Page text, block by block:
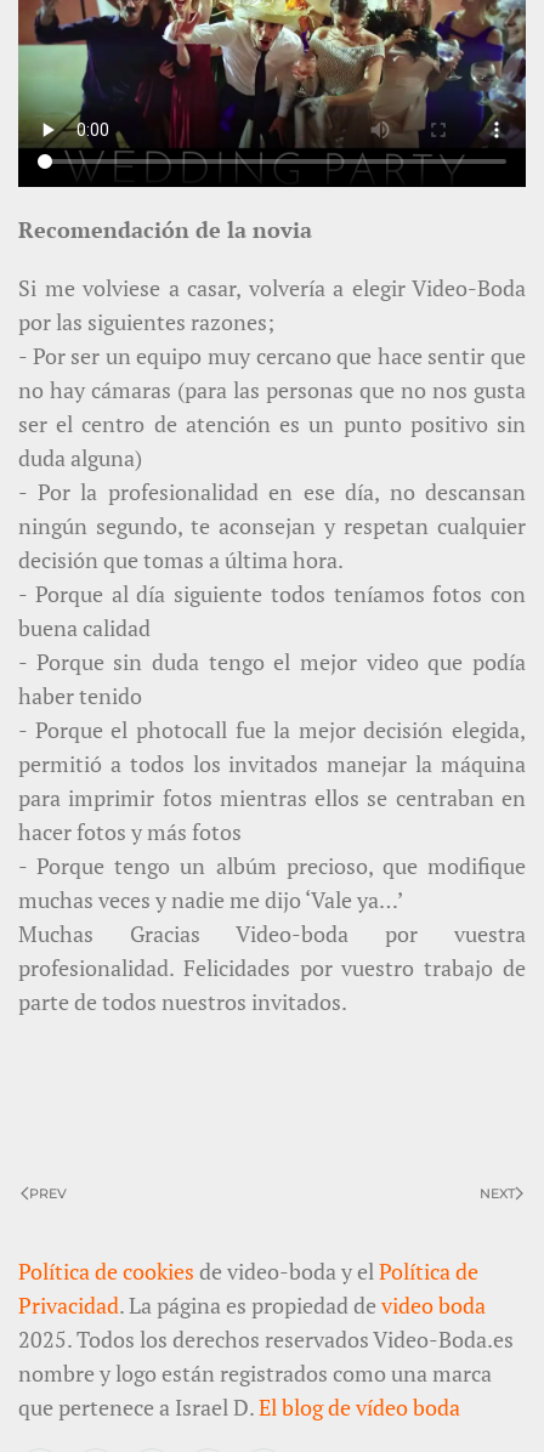
Recomendación de la novia
Si me volviese a casar, volvería a elegir Video-Boda
por las siguientes razones;
- Por ser un equipo muy cercano que hace sentir que
no hay cámaras (para las personas que no nos gusta
ser el centro de atención es un punto positivo sin
duda alguna)
- Por la profesionalidad en ese día, no descansan
ningún segundo, te aconsejan y respetan cualquier
decisión que tomas a última hora.
- Porque al día siguiente todos teníamos fotos con
buena calidad
- Porque sin duda tengo el mejor video que podía
haber tenido
- Porque el photocall fue la mejor decisión elegida,
permitió a todos los invitados manejar la máquina
para imprimir fotos mientras ellos se centraban en
hacer fotos y más fotos
- Porque tengo un albúm precioso, que modifique
muchas veces y nadie me dijo ‘Vale ya…’
Muchas Gracias Video-boda por vuestra
profesionalidad. Felicidades por vuestro trabajo de
parte de todos nuestros invitados.
PREV NEXT
Política de cookies de video-boda y elPolítica de
Privacidad. La página es propiedad de video boda
2025. Todos los derechos reservados Video-Boda.es
nombre y logo están registrados como una marca
que pertenece a Israel D.El blog de vídeo boda